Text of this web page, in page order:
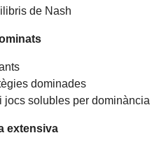
de Nash
dominades
jocs solubles per dominància
extensiva